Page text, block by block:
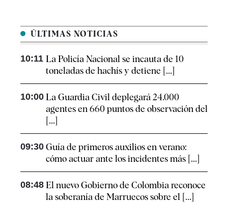
ÚLTIMAS NOTICIAS
10:11 La Policía Nacional se incauta de 10
toneladas de hachís y detiene [...]
10:00 La Guardia Civil deplegará 24.000
agentes en 660 puntos de observación del
[...]
09:30 Guía de primeros auxilios en verano:
cómo actuar ante los incidentes más [...]
08:48 El nuevo Gobierno de Colombia reconoce
la soberanía de Marruecos sobre el [...]